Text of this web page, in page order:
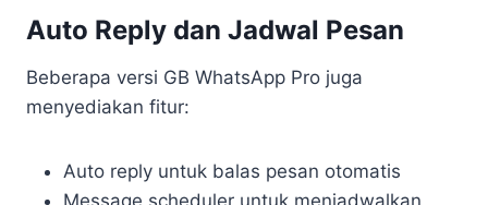
Auto Reply dan Jadwal Pesan
Beberapa versi GB WhatsApp Pro juga
menyediakan fitur:
Auto reply untuk balas pesan otomatis
Message scheduler untuk menjadwalkan